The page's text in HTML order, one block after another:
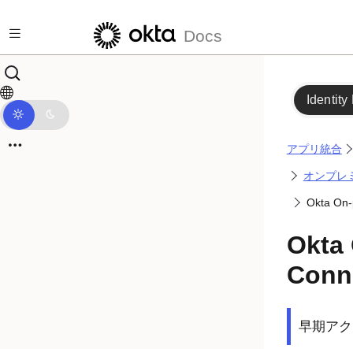
Docs
Identity
アプリ統合
オンプレ
Okta
Okta
早期ア